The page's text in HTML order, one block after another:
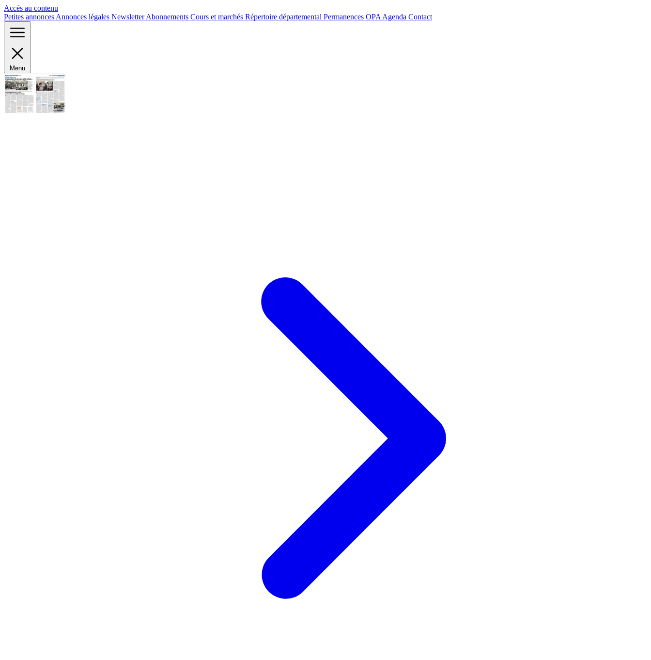
Accès au contenu
Petites annonces Annonces légales NewsletterAbonnements Cours et marchés Répertoire départemental Permanences OPA Agenda Contact
Menu
Panneau de gestion des cookies